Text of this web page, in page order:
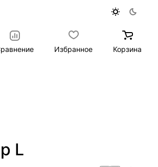
Избранное Корзина
L